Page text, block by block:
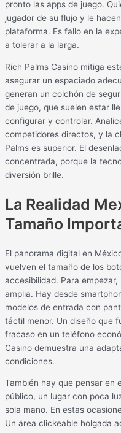
pronto las apps de juego.
jugador de su flujo y le
plataforma. Es fallo en la
a tolerar a la larga.
Rich Palms Casino mitiga
asegurar un espaciado
generan un colchón de
de juego, que suelen estar
configurar y controlar.
competidores directos, y la
Palms es superior. El
concentrada, porque la
diversión brille.
La Realidad
Tamaño
El panorama digital en
vuelven el tamaño de los
accesibilidad. Para
amplia. Hay desde
modelos de entrada con
táctil menor. Un diseño que
fracaso en un teléfono
Casino demuestra una
condiciones.
También hay que pensar en
público, un lugar con poca
sola mano. En estas
Un área clickeable holgada